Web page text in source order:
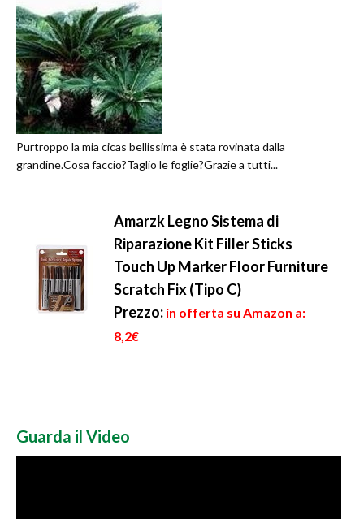
Purtroppo la mia cicas bellissima è stata rovinata dalla
grandine.Cosa faccio?Taglio le foglie?Grazie a tutti...
Amarzk Legno Sistema di
Riparazione Kit Filler Sticks
Touch Up Marker Floor Furniture
Scratch Fix (Tipo C)
Prezzo: in offerta su Amazon a:
8,2€
Guarda il Video